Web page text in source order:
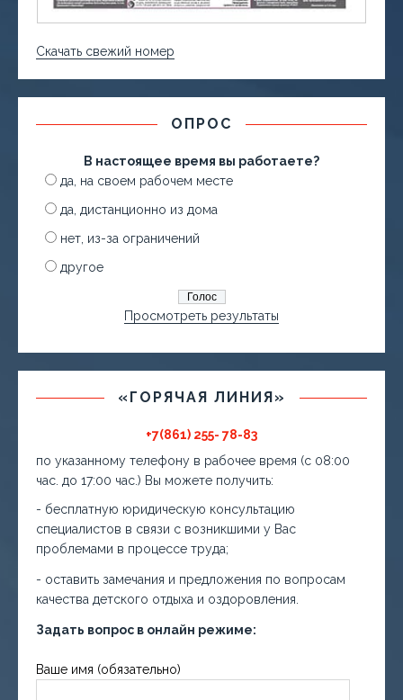
Скачать свежий номер
ОПРОС
В настоящее время вы работаете?
да, на своем рабочем месте
да, дистанционно из дома
нет, из-за ограничений
другое
Просмотреть результаты
«ГОРЯЧАЯ ЛИНИЯ»
+7(861) 255- 78-83
по указанному телефону в рабочее время (с 08:00
час. до 17:00 час.) Вы можете получить:
- бесплатную юридическую консультацию
специалистов в связи с возникшими у Вас
проблемами в процессе труда;
- оставить замечания и предложения по вопросам
качества детского отдыха и оздоровления.
Задать вопрос в онлайн режиме:
Ваше имя (обязательно)